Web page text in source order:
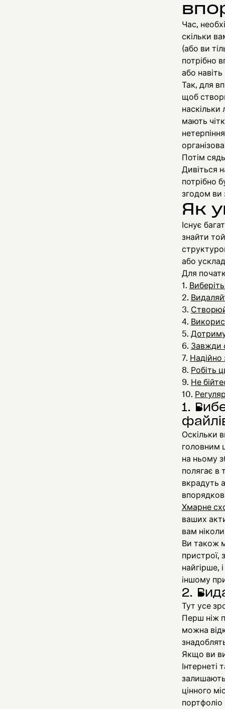
Час,
скільки
(або ви
потрібно
або
Так, для
щоб
мають
Потім
Дивіться
потрібно
згодом ви
Як
Існує
знайти
або
Для
Завжди
Надійно
Робіть
Не
1.
Оскільки
головним
на ньому
полягає в
вкрадуть
Хмарне
ваших
вам
Ви також
пристрої,
найгірше,
іншому
2.
Тут усе
Перш ніж
можна
Якщо ви
Інтернеті
цінного